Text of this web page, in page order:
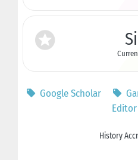
Google Scholar
Editor
History